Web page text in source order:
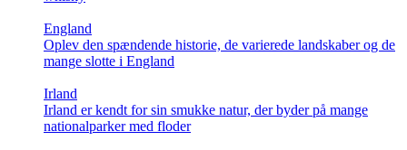
England
Oplev den spændende historie, de varierede landskaber og de
mange slotte i England
Irland
Irland er kendt for sin smukke natur, der byder på mange
nationalparker med floder